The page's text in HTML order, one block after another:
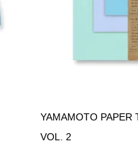
YAMAMOTO PAPER
VOL. 2